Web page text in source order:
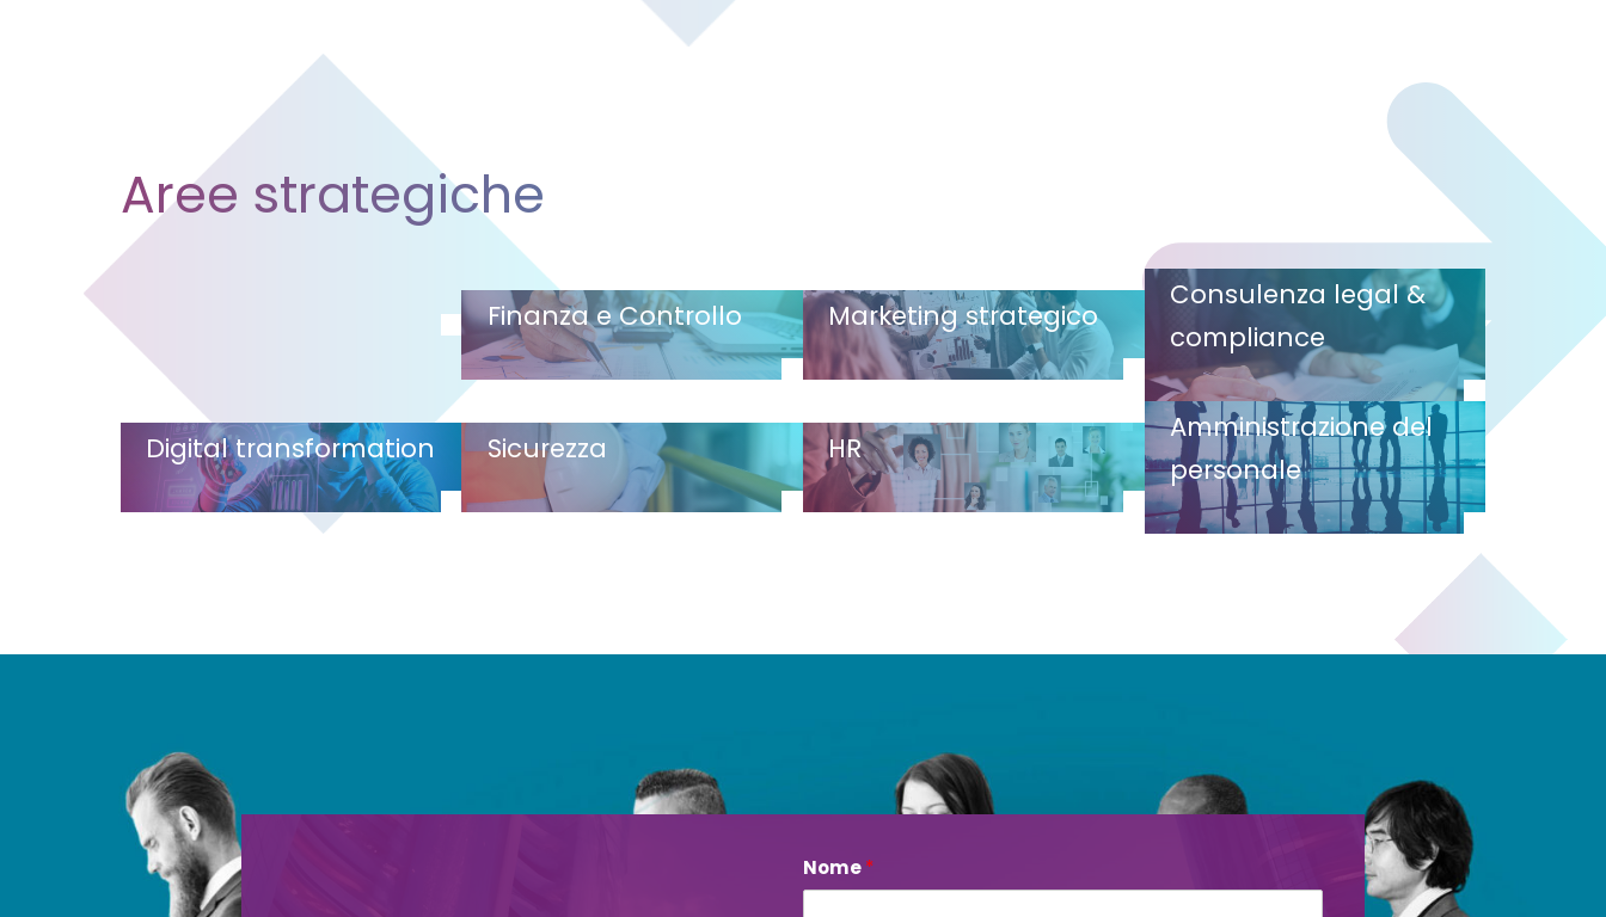
Aree strategiche
Finanza e Controllo Marketing strategico
Consulenza legal &
compliance
Digital transformation Sicurezza HR
Amministrazione del
personale
Nome*
*
d